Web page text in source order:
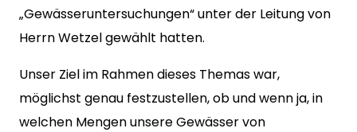
„Gewässeruntersuchungen“ unter der Leitung von
Herrn Wetzel gewählt hatten.
Unser Ziel im Rahmen dieses Themas war,
möglichst genau festzustellen, ob und wenn ja, in
welchen Mengen unsere Gewässer von